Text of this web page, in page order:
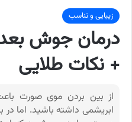
زیبایی و تناسب
درمان جوش
+ نکات طلایی
از بین بردن موی صورت
ابریشمی داشته باشید. اما